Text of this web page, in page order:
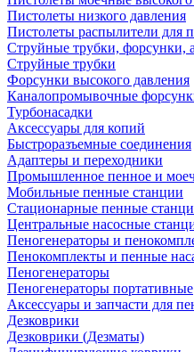
Пистолеты низкого давления
Пистолеты распылители для
Струйные трубки, форсунки,
Струйные трубки
Форсунки высокого давления
Каналопромывочные
Турбонасадки
Аксессуары для копий
Быстроразъемные соединения
Адаптеры и переходники
Промышленное пенное и
Мобильные пенные станции
Стационарные пенные
Центральные насосные
Пеногенераторы и
Пенокомплекты и пенные
Пеногенераторы
Пеногенераторы портативные
Аксессуары и запчасти для
Дезковрики
Дезковрики (Дезматы)